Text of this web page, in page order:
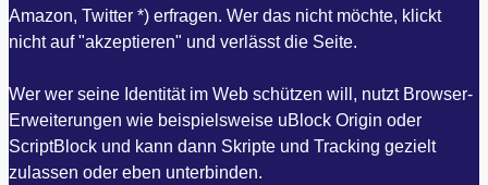
Amazon, Twitter *) erfragen. Wer das nicht möchte, klickt
nicht auf "akzeptieren" und verlässt die Seite.
Wer wer seine Identität im Web schützen will, nutzt Browser-
Erweiterungen wie beispielsweise uBlock Origin oder
ScriptBlock und kann dann Skripte und Tracking gezielt
zulassen oder eben unterbinden.